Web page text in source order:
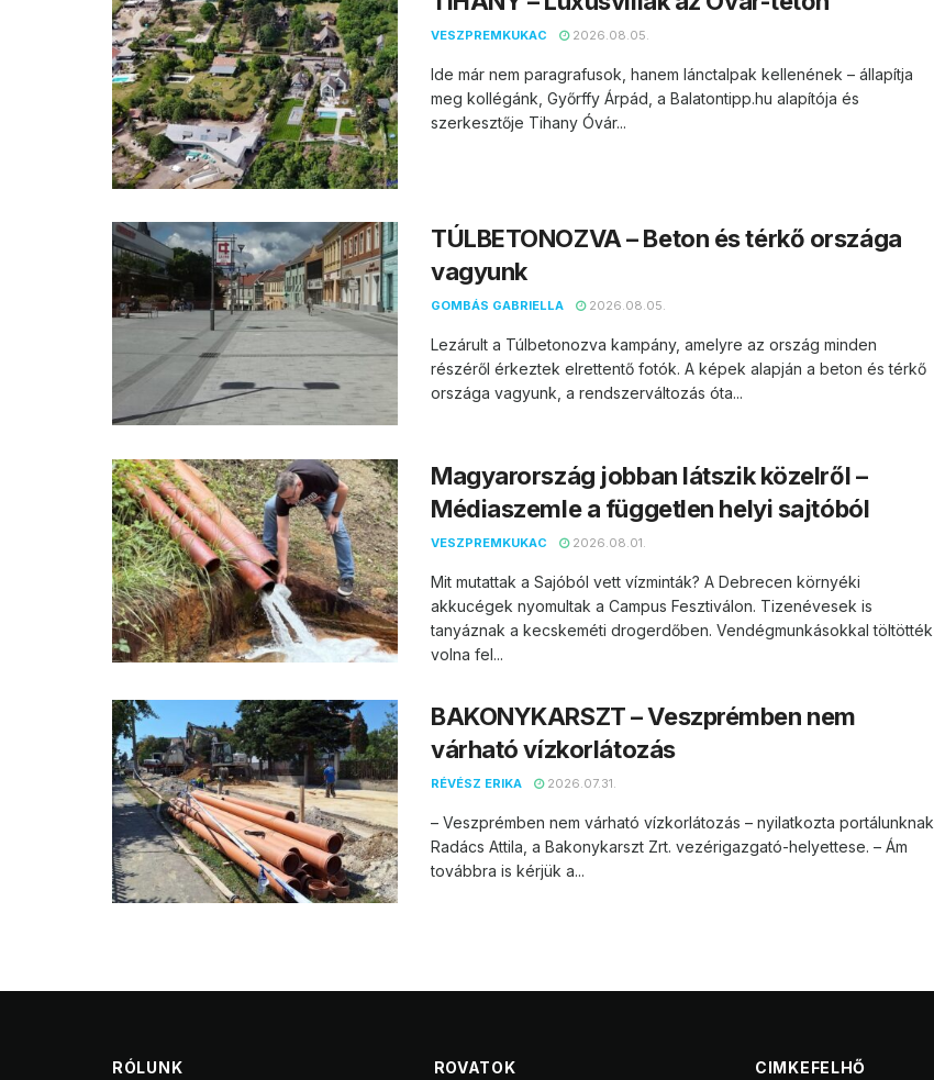
VESZPREMKUKAC 2026.08.05.
Ide már nem paragrafusok, hanem lánctalpak kellenének – állapítja
meg kollégánk, Győrffy Árpád, a Balatontipp.hu alapítója és
szerkesztője Tihany Óvár...
TÚLBETONOZVA – Beton és térkő országa
vagyunk
GOMBÁS GABRIELLA 2026.08.05.
Lezárult a Túlbetonozva kampány, amelyre az ország minden
részéről érkeztek elrettentő fotók. A képek alapján a beton és térkő
országa vagyunk, a rendszerváltozás óta...
Magyarország jobban látszik közelről –
Médiaszemle a független helyi sajtóból
VESZPREMKUKAC 2026.08.01.
Mit mutattak a Sajóból vett vízminták? A Debrecen környéki
akkucégek nyomultak a Campus Fesztiválon. Tizenévesek is
tanyáznak a kecskeméti drogerdőben. Vendégmunkásokkal töltötték
volna fel...
BAKONYKARSZT – Veszprémben nem
várható vízkorlátozás
RÉVÉSZ ERIKA 2026.07.31.
– Veszprémben nem várható vízkorlátozás – nyilatkozta portálunknak
Radács Attila, a Bakonykarszt Zrt. vezérigazgató-helyettese. – Ám
továbbra is kérjük a...
RÓLUNK ROVATOK CIMKEFELHŐ